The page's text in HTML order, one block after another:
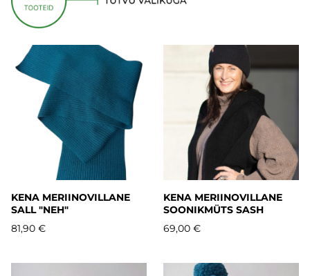
KENA MERIINOVILLANE
SALL "NEH"
81,90 €
KENA MERIINOVILLANE
SOONIKMÜTS SASH
69,00 €